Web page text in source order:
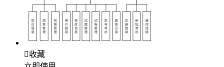
收藏